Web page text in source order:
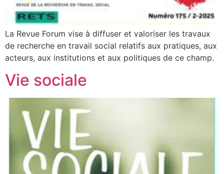
La Revue Forum vise à diffuser et valoriser les travaux
de recherche en travail social relatifs aux pratiques, aux
acteurs, aux institutions et aux politiques de ce champ.
Vie sociale